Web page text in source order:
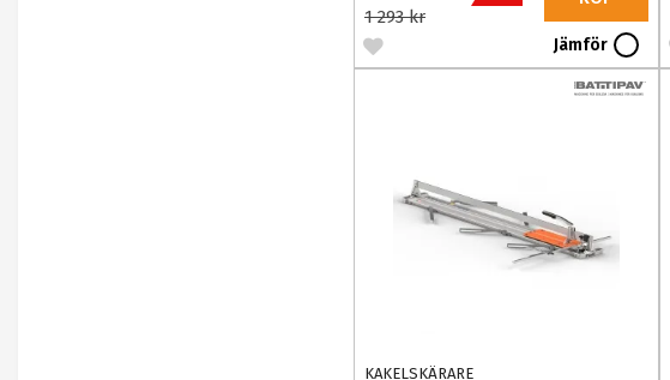
1 293 kr
Jämför
KAKELSKÄRARE